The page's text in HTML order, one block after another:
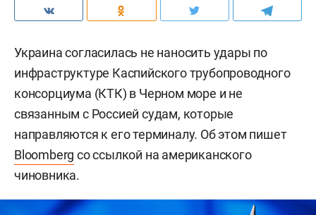
Украина согласилась не наносить удары по
инфраструктуре Каспийского трубопроводного
консорциума (КТК) в Черном море и не
связанным с Россией судам, которые
направляются к его терминалу. Об этом пишет
Bloomberg со ссылкой на американского
чиновника.